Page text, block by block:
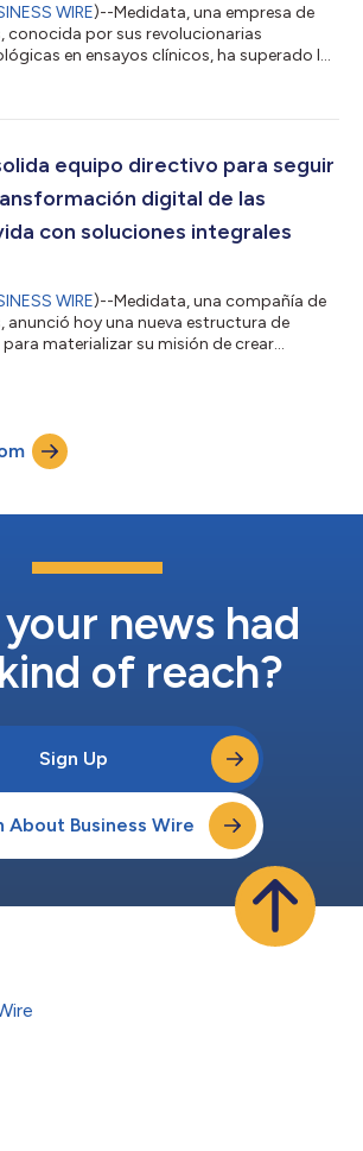
WIRE)--Medidata, una empresa de
conocida por sus revolucionarias
en ensayos clínicos, ha superado los
biológicas han impulsado la
lo que ha propiciado tratamientos
mejor salud de...
equipo directivo para seguir
digital de las
con soluciones integrales
WIRE)--Medidata, una compañía de
anunció hoy una nueva estructura de
materializar su misión de crear
crecimiento a largo plazo, con el fin de
de los clientes para generar mayor valor a
Dassault S...
news had
of reach?
Sign Up
About Business Wire